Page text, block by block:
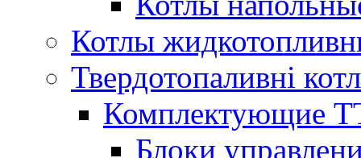
Котлы
Твердотопаливні
Комплектующие
Блоки